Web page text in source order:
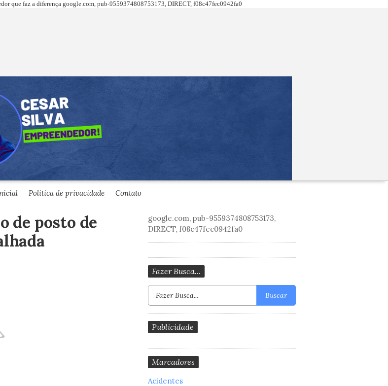
que faz a diferença google.com, pub-9559374808753173, DIRECT, f08c47fec0942fa0
Politica de privacidade Contato
de posto de
google.com, pub-9559374808753173,
DIRECT, f08c47fec0942fa0
Fazer Busca...
Buscar
Publicidade
Marcadores
Acidentes